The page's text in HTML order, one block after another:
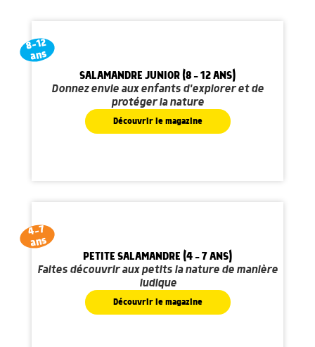
8-12
ans
SALAMANDRE JUNIOR (8 - 12 ANS)
Donnez envie aux enfants d'explorer et de
protéger la nature
Découvrir le magazine
4-7
ans
PETITE SALAMANDRE (4 - 7 ANS)
Faites découvrir aux petits la nature de manière
ludique
Découvrir le magazine